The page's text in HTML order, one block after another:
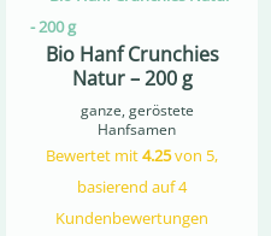
Bio Hanf Crunchies
Natur – 200 g
ganze, geröstete
Hanfsamen
Bewertet mit4.25von 5,
basierend auf4
Kundenbewertungen